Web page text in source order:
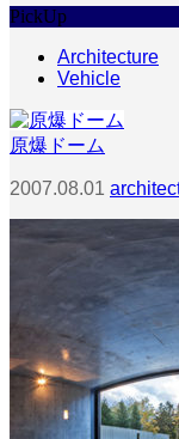
PickUp
Architecture
Vehicle
原爆ドーム
2007.08.01